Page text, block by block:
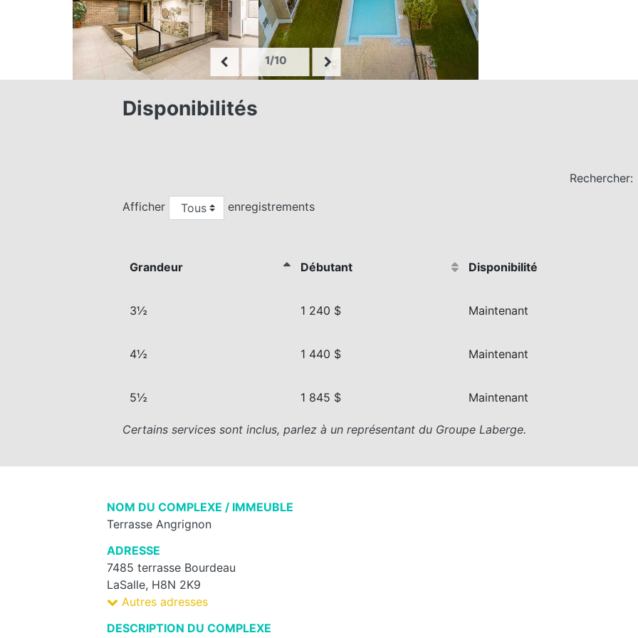
1/10
Disponibilités
Rechercher:
Afficher enregistrements
Grandeur Débutant Disponibilité
3½ 1 240 $ Maintenant
4½ 1 440 $ Maintenant
5½ 1 845 $ Maintenant
Certains services sont inclus, parlez à un représentant du Groupe Laberge.
NOM DU COMPLEXE / IMMEUBLE
Terrasse Angrignon
ADRESSE
7485 terrasse Bourdeau
LaSalle, H8N 2K9
Autres adresses
DESCRIPTION DU COMPLEXE